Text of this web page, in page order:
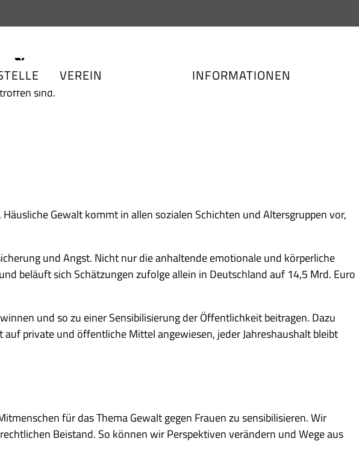
VEREIN INFORMATIONEN
sind.
Gewalt kommt in allen sozialen Schichten und Altersgruppen vor,
und Angst. Nicht nur die anhaltende emotionale und körperliche
beläuft sich Schätzungen zufolge allein in Deutschland auf 14,5 Mrd. Euro
und so zu einer Sensibilisierung der Öffentlichkeit beitragen. Dazu
private und öffentliche Mittel angewiesen, jeder Jahreshaushalt bleibt
für das Thema Gewalt gegen Frauen zu sensibilisieren. Wir
Beistand. So können wir Perspektiven verändern und Wege aus